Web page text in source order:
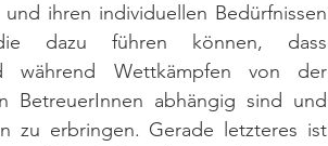
ihren individuellen Bedürfnissen
dazu führen können, dass
während Wettkämpfen von der
BetreuerInnen abhängig sind und
zu erbringen. Gerade letzteres ist